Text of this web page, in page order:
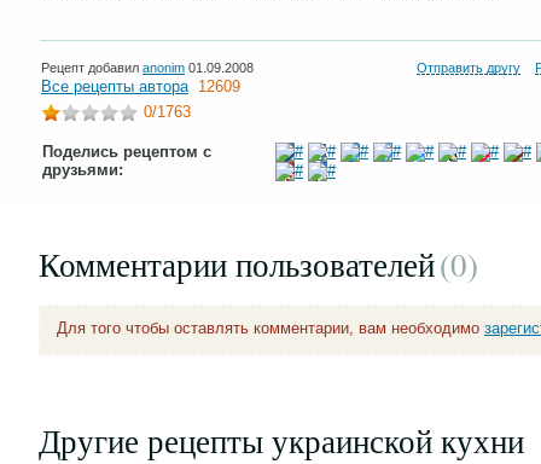
Рецепт добавил anonim 01.09.2008 Отправить другу
Все рецепты автора 12609
0/1763
Поделись рецептом с
друзьями:
Комментарии пользователей(0)
Для того чтобы оставлять комментарии, вам необходимо
Другие рецепты украинской кухни